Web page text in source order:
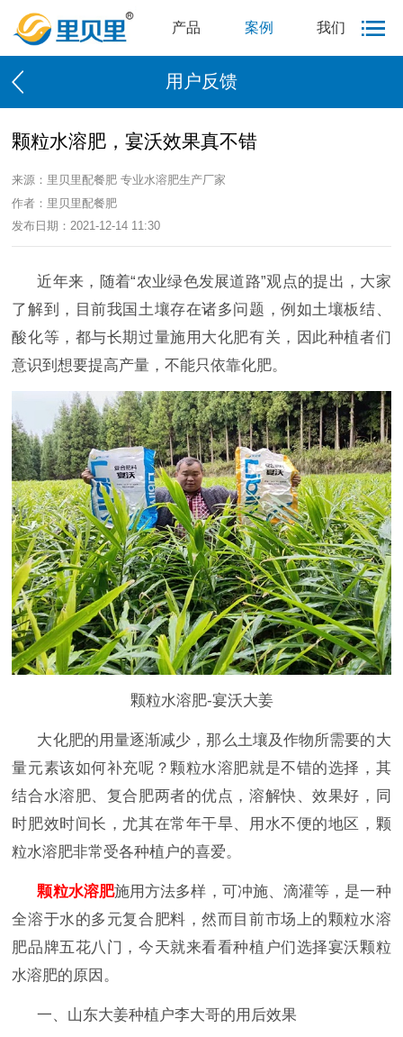
产品 案例 我们
用户反馈
颗粒水溶肥，宴沃效果真不错
来源：里贝里配餐肥 专业水溶肥生产厂家
作者：里贝里配餐肥
发布日期：2021-12-14 11:30
近年来，随着“农业绿色发展道路”观点的提出，大家
了解到，目前我国土壤存在诸多问题，例如土壤板结、
酸化等，都与长期过量施用大化肥有关，因此种植者们
意识到想要提高产量，不能只依靠化肥。
颗粒水溶肥-宴沃大姜
大化肥的用量逐渐减少，那么土壤及作物所需要的大
量元素该如何补充呢？颗粒水溶肥就是不错的选择，其
结合水溶肥、复合肥两者的优点，溶解快、效果好，同
时肥效时间长，尤其在常年干旱、用水不便的地区，颗
粒水溶肥非常受各种植户的喜爱。
颗粒水溶肥施用方法多样，可冲施、滴灌等，是一种
全溶于水的多元复合肥料，然而目前市场上的颗粒水溶
肥品牌五花八门，今天就来看看种植户们选择宴沃颗粒
水溶肥的原因。
一、山东大姜种植户李大哥的用后效果